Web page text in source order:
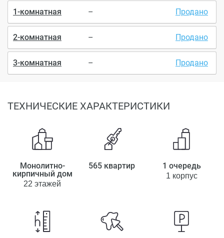
1-комнатная – Продано
2-комнатная – Продано
3-комнатная – Продано
ТЕХНИЧЕСКИЕ ХАРАКТЕРИСТИКИ
Монолитно-
кирпичный дом
22 этажей
565 квартир 1 очередь
1 корпус